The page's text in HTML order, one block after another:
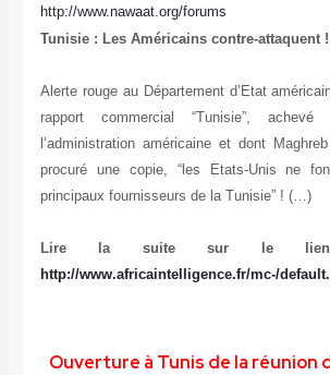
http://www.nawaat.org/forums
Tunisie : Les Américains contre-attaquent !
Alerte rouge au Département d’Etat
rapport commercial “Tunisie”,
l’administration américaine et dont
procuré une copie, “les Etats-Unis ne
principaux fournisseurs de la Tunisie” ! (…)
Lire la suite sur le
http://www.africaintelligence.fr/mc-/
Ouverture à Tunis de la réunion